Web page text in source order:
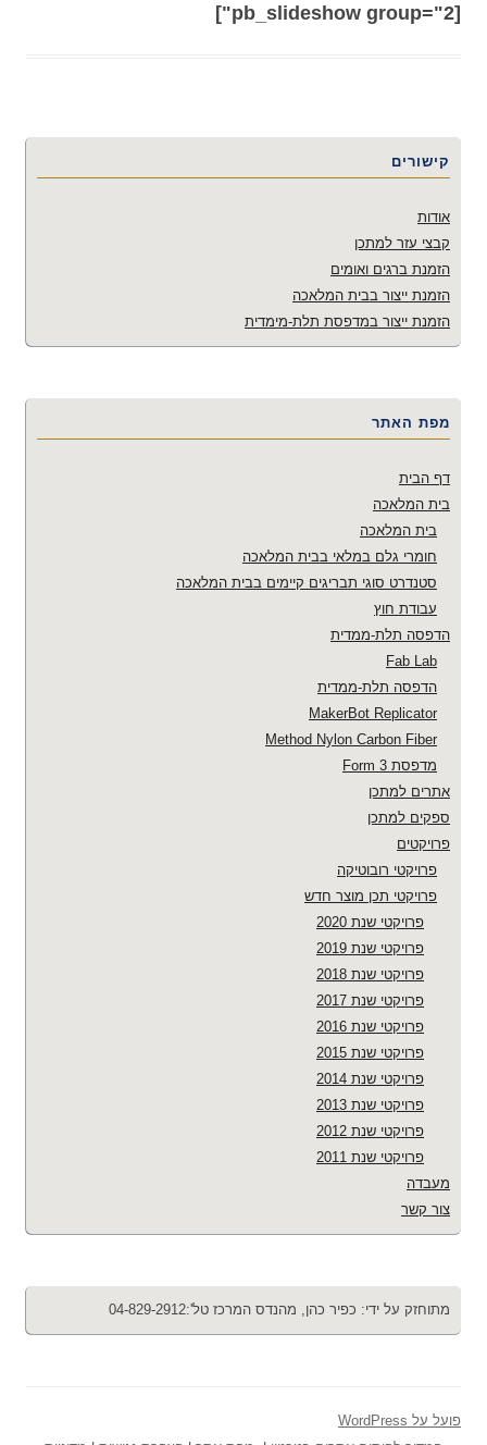
[pb_slideshow group="2"]
קישורים
אודות
קבצי עזר למתכן
הזמנת ברגים ואומים
הזמנת ייצור בבית המלאכה
הזמנת ייצור במדפסת תלת-מימדית
מפת האתר
דף הבית
בית המלאכה
בית המלאכה
חומרי גלם במלאי בבית המלאכה
סטנדרט סוגי תבריגים קיימים בבית המלאכה
עבודת חוץ
הדפסה תלת-ממדית
Fab Lab
הדפסה תלת-ממדית
MakerBot Replicator
Method Nylon Carbon Fiber
מדפסת Form 3
אתרים למתכן
ספקים למתכן
פרויקטים
פרויקטי רובוטיקה
פרויקטי תכן מוצר חדש
פרויקטי שנת 2020
פרויקטי שנת 2019
פרויקטי שנת 2018
פרויקטי שנת 2017
פרויקטי שנת 2016
פרויקטי שנת 2015
פרויקטי שנת 2014
פרויקטי שנת 2013
פרויקטי שנת 2012
פרויקטי שנת 2011
מעבדה
צור קשר
מתוחזק על ידי: כפיר כהן, מהנדס המרכז טל':04-829-2912
פועל על WordPress